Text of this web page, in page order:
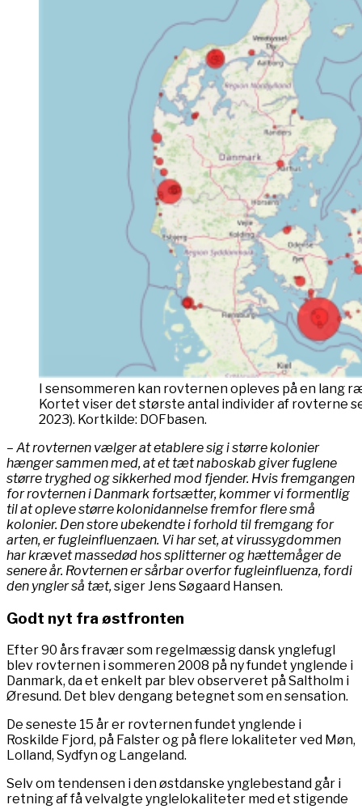
I sensommeren kan rovternen opleves på en
Kortet viser det største antal individer af rovterne
2023). Kortkilde: DOFbasen.
– At rovternen vælger at etablere sig i større kolonier
hænger sammen med, at et tæt naboskab giver fuglene
større tryghed og sikkerhed mod fjender. Hvis fremgangen
for rovternen i Danmark fortsætter, kommer vi formentlig
til at opleve større kolonidannelse fremfor flere små
kolonier. Den store ubekendte i forhold til fremgang for
arten, er fugleinfluenzaen. Vi har set, at virussygdommen
har krævet massedød hos splitterner og hættemåger de
senere år. Rovternen er sårbar overfor fugleinfluenza, fordi
den yngler så tæt,siger Jens Søgaard Hansen.
Godt nyt fra østfronten
Efter 90 års fravær som regelmæssig dansk ynglefugl
blev rovternen i sommeren 2008 på ny fundet ynglende i
Danmark, da et enkelt par blev observeret på Saltholm i
Øresund. Det blev dengang betegnet som en sensation.
De seneste 15 år er rovternen fundet ynglende i
Roskilde Fjord, på Falster og på flere lokaliteter ved Møn,
Lolland, Sydfyn og Langeland.
Selv om tendensen i den østdanske ynglebestand går i
retning af få velvalgte ynglelokaliteter med et stigende